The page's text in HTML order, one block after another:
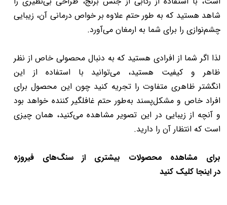
شاهد هستید که به طور حتم علاوه بر خواص درمانی آن، زیبایی
چشم‌نوازی را برای شما به ارمغان می‌آورد.
لذا اگر شما از افرادی هستید که به دنبال محصولی خاص از نظر
ظاهر و کیفیت هستید، می‌توانید با استفاده از این
انگشتر ظاهری متفاوت را تجریه کنید چون این محصول برای
افراد خاص و مشکل‌پسند به‌طور حتم غافلگیر کننده خواهد بود
و آنچه از زیبایی در این تصویر مشاهده می‌کنید، همان چیزی
است که انتظار آن را دارید.
برای مشاهده محصولات بیشتری از سنگ‌های فیروزه
در اینجا کلیک کنید